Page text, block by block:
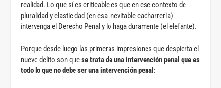
realidad. Lo que sí es criticable es que en ese contexto de
pluralidad y elasticidad (en esa inevitable cacharrería)
intervenga el Derecho Penal y lo haga duramente (el elefante).
Porque desde luego las primeras impresiones que despierta el
nuevo delito son quese trata de una intervención penal que es
todo lo que no debe ser una intervención penal :